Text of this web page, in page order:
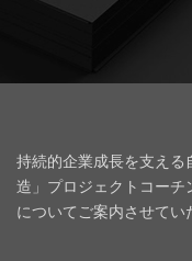
持続的企業成長を支える
造」プロジェクトコーチ
についてご案内させてい